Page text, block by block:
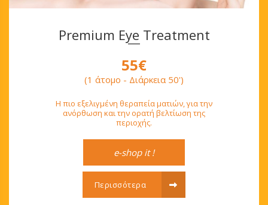
Premium Eye Treatment
55€
(1 άτομο - Διάρκεια 50')
Η πιο εξελιγμένη θεραπεία ματιών, για την
ανόρθωση και την ορατή βελτίωση της
περιοχής.
e-shop it !
Περισσότερα